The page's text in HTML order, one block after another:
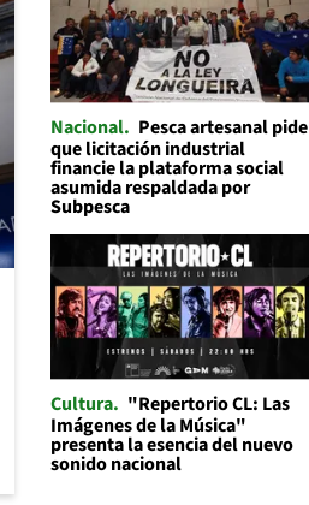
Nacional
Pesca artesanal pide
que licitación industrial
financie la plataforma social
asumida respaldada por
Subpesca
Cultura
"Repertorio CL: Las
Imágenes de la Música"
presenta la esencia del nuevo
sonido nacional